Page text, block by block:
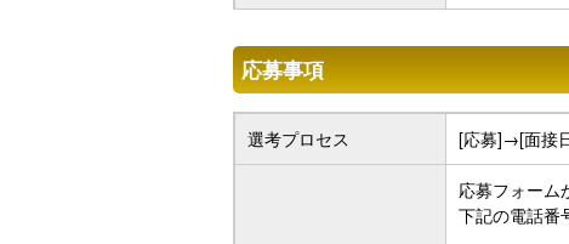
応募事項
選考プロセス [応募]→[面接
応募フォーム
下記の電話番